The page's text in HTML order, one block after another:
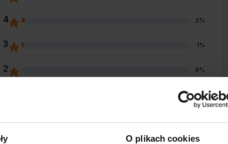
O plikach cookies
4 2%
3 1%
2 0%
1%